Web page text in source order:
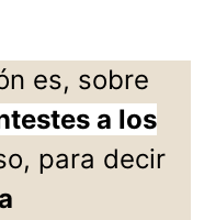
es, sobre
a los
para decir